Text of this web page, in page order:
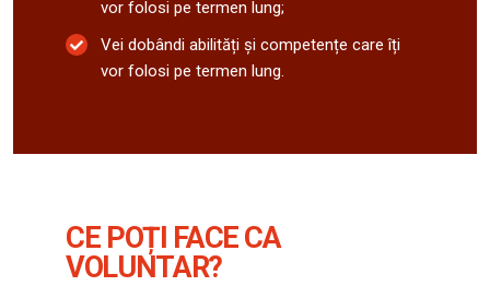
vor folosi pe termen lung;
Vei dobândi abilități și competențe care îți
vor folosi pe termen lung.
CE POȚI FACE CA
VOLUNTAR?